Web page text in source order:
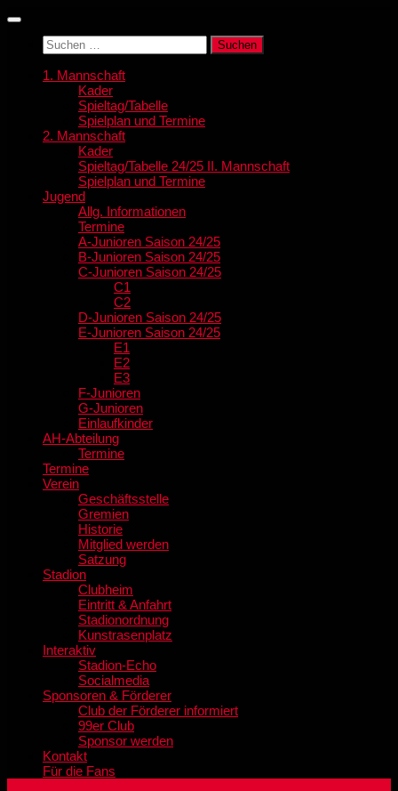
Zum
springenSuchen
nach:
1. Mannschaft
Kader
Spieltag/Tabelle
Spielplan und Termine
2. Mannschaft
Kader
Spieltag/Tabelle 24/25 II. Mannschaft
Spielplan und Termine
Jugend
Allg. Informationen
Termine
A-Junioren Saison 24/25
B-Junioren Saison 24/25
C-Junioren Saison 24/25
C1
C2
D-Junioren Saison 24/25
E-Junioren Saison 24/25
E1
E2
E3
F-Junioren
G-Junioren
Einlaufkinder
AH-Abteilung
Termine
Termine
Verein
Geschäftsstelle
Gremien
Historie
Mitglied werden
Satzung
Stadion
Clubheim
Eintritt & Anfahrt
Stadionordnung
Kunstrasenplatz
Interaktiv
Stadion-Echo
Socialmedia
Sponsoren & Förderer
Club der Förderer informiert
99er Club
Sponsor werden
Kontakt
Für die Fans